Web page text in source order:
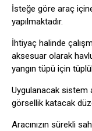
İsteğe göre araç
yapılmaktadır.
İhtiyaç halinde
aksesuar olarak
yangın tüpü için
Uygulanacak sistem
görsellik katacak
Aracınızın sürekli